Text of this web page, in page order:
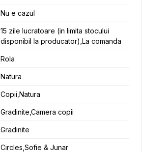
Nu e cazul
15 zile lucratoare (in limita stocului
disponibil la producator),La comanda
Rola
Natura
Copii,Natura
Gradinite,Camera copii
Gradinite
Circles,Sofie & Junar